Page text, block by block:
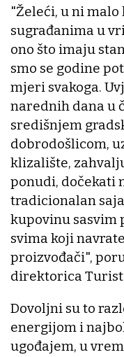
"Želeći, u ni
sugrađanima u
ono što imaju
smo se godine
mjeri svakoga.
narednih dana u
središnjem
dobrodošlicom,
klizalište,
ponudi, dočekati
tradicionalan
kupovinu sasvim
svima koji
proizvođači",
direktorica
Dovoljni su to
energijom i
ugođajem, u